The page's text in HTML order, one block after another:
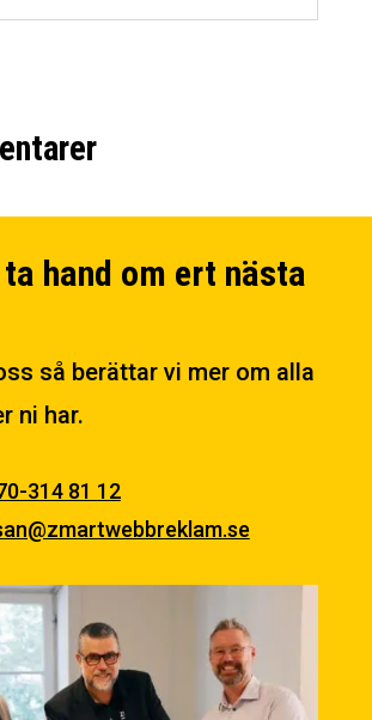
hand om ert nästa
så berättar vi mer om alla
ni har.
314 81 12